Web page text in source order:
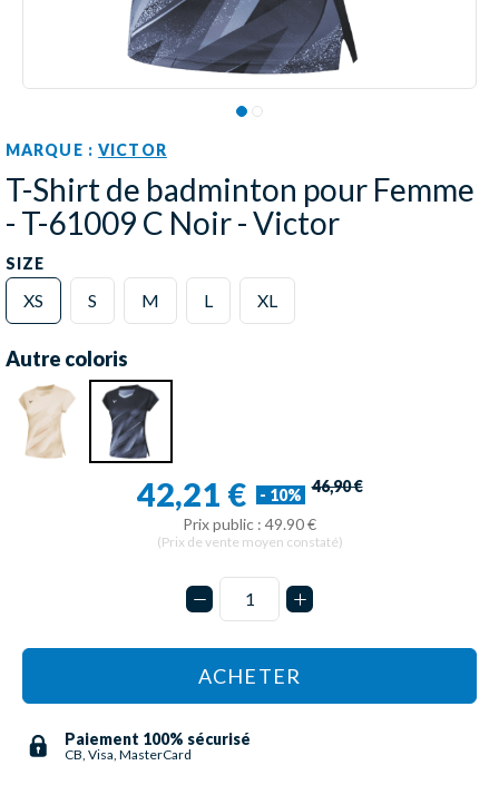
MARQUE :VICTOR
T-Shirt de badminton pour Femme
- T-61009 C Noir - Victor
SIZE
XS S M L XL
Autre coloris
42,21 € - 10% 46,90 €
Prix public : 49.90 €
(Prix de vente moyen constaté)
ACHETER
Paiement 100% sécurisé
CB, Visa, MasterCard